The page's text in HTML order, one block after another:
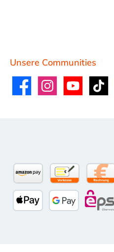
Unsere Communities
FacebookInstagramYouTube TikTok
Amazon PayVorkasse